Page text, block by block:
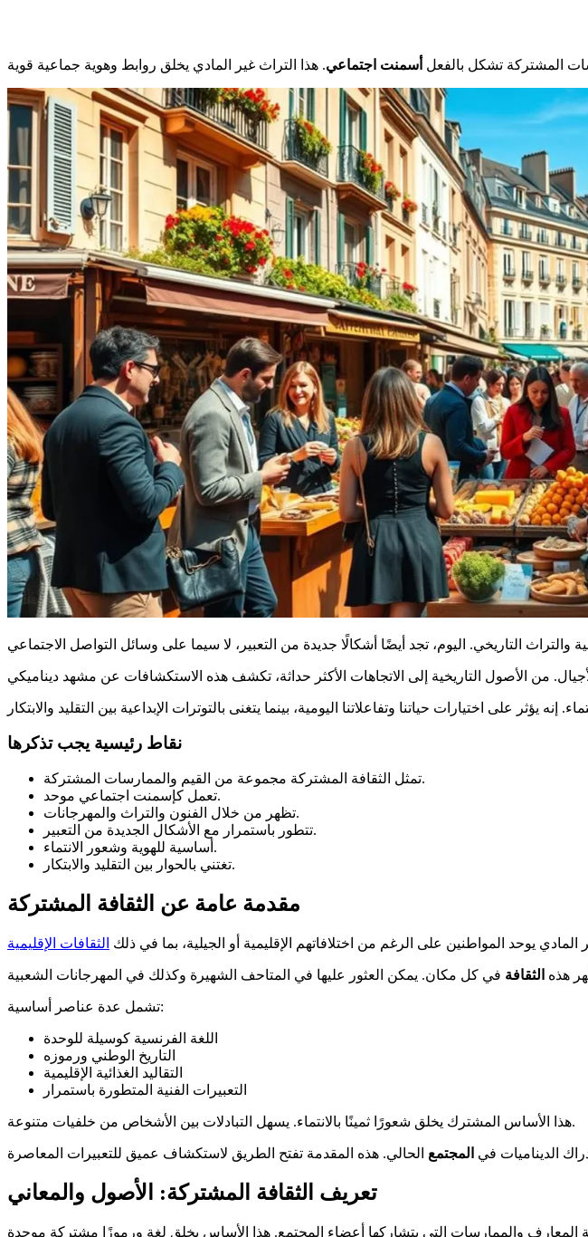
المشتركة تشكل بالفعل أسمنت اجتماعي
نقاط رئيسية يجب تذكرها
تمثل الثقافة المشتركة مجموعة من القيم والممارسات المشتركة.
تعمل كإسمنت اجتماعي موحد.
تظهر من خلال الفنون والتراث والمهرجانات.
تتطور باستمرار مع الأشكال الجديدة من التعبير.
أساسية للهوية وشعور الانتماء.
تغتني بالحوار بين التقليد والابتكار.
مقدمة عامة عن الثقافة المشتركة
يوحد المواطنين على الرغم من اختلافاتهم الإقليمية أو الجيلية، بما في ذلك الثقافات الإقليمية
هذه الثقافة
تشمل عدة عناصر أساسية:
اللغة الفرنسية كوسيلة للوحدة
التاريخ الوطني ورموزه
التقاليد الغذائية الإقليمية
التعبيرات الفنية المتطورة باستمرار
هذا الأساس المشترك يخلق شعورًا ثمينًا بالانتماء. يسهل التبادلات بين الأشخاص من خلفيات متنوعة.
الديناميات في المجتمع
تعريف الثقافة المشتركة: الأصول والمعاني